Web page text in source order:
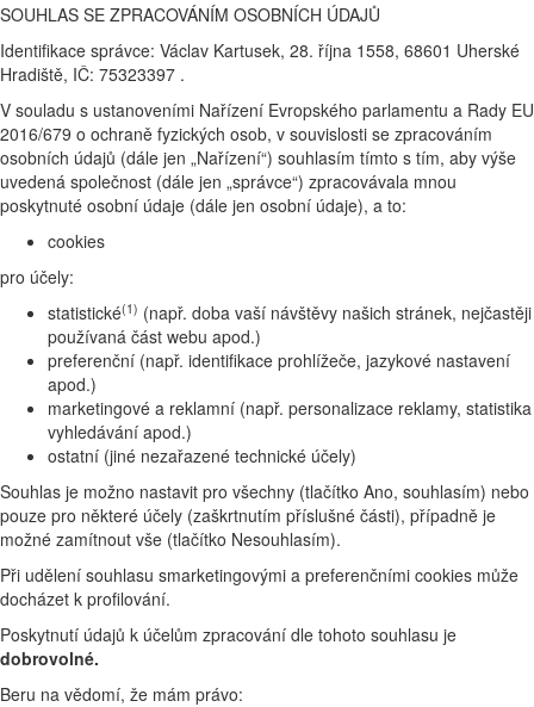
SOUHLAS SE ZPRACOVÁNÍM OSOBNÍCH ÚDAJŮ
Identifikace správce: Václav Kartusek, 28. října 1558, 68601 Uherské
Hradiště, IČ: 75323397 .
V souladu s ustanoveními Nařízení Evropského parlamentu a Rady EU
2016/679 o ochraně fyzických osob, v souvislosti se zpracováním
osobních údajů (dále jen „Nařízení“) souhlasím tímto s tím, aby výše
uvedená společnost (dále jen „správce“) zpracovávala mnou
poskytnuté osobní údaje (dále jen osobní údaje), a to:
cookies
pro účely:
statistické(1) (např. doba vaší návštěvy našich stránek, nejčastěji
používaná část webu apod.)
preferenční (např. identifikace prohlížeče, jazykové nastavení
apod.)
marketingové a reklamní (např. personalizace reklamy, statistika
vyhledávání apod.)
ostatní (jiné nezařazené technické účely)
Souhlas je možno nastavit pro všechny (tlačítko Ano, souhlasím) nebo
pouze pro některé účely (zaškrtnutím příslušné části), případně je
možné zamítnout vše (tlačítko Nesouhlasím).
Při udělení souhlasu smarketingovými a preferenčními cookies může
docházet k profilování.
Poskytnutí údajů k účelům zpracování dle tohoto souhlasu je
dobrovolné.
Beru na vědomí, že mám právo: